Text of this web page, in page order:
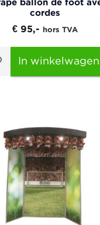
ballon de foot
cordes
€ 95,- hors TVA
In winkelwagen